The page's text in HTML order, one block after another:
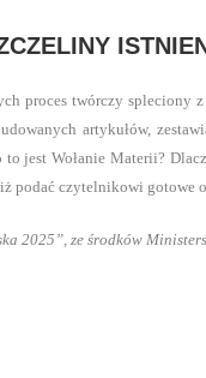
proces twórczy
artykułów,
jest Wołanie Materii?
podać czytelnikowi gotowe
2025”, ze środków